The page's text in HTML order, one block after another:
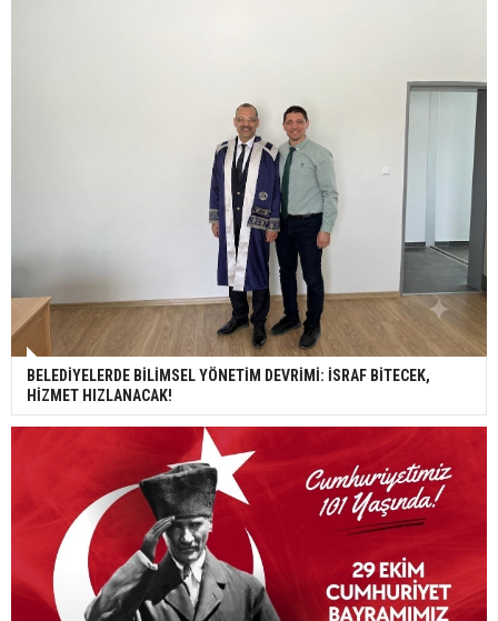
BELEDİYELERDE BİLİMSEL YÖNETİM DEVRİMİ: İSRAF BİTECEK,
HİZMET HIZLANACAK!